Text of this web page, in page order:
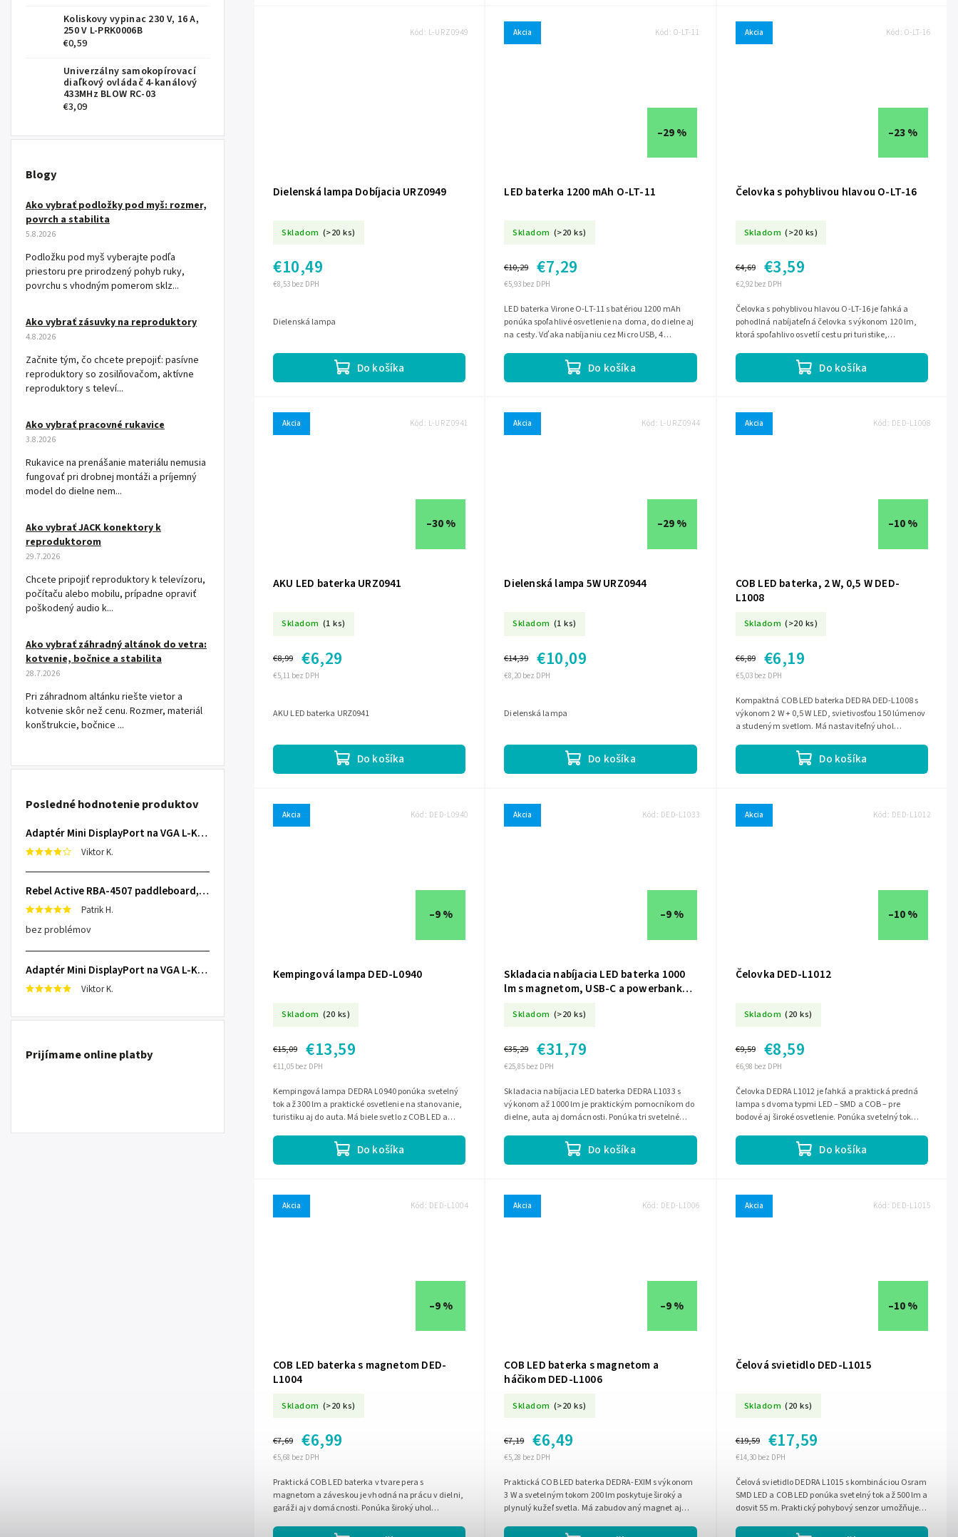
Koliskovy vypinac 230 V, 16 A,
250 V L-PRK0006B
€0,59
Univerzálny samokopírovací
diaľkový ovládač 4-kanálový
433MHz BLOW RC-03
€3,09
Blogy
Ako vybrať podložky pod myš: rozmer,
povrch a stabilita
5.8.2026
Podložku pod myš vyberajte podľa
priestoru pre prirodzený pohyb ruky,
povrchu s vhodným pomerom sklz...
Ako vybrať zásuvky na reproduktory
4.8.2026
Začnite tým, čo chcete prepojiť: pasívne
reproduktory so zosilňovačom, aktívne
reproduktory s televí...
Ako vybrať pracovné rukavice
3.8.2026
Rukavice na prenášanie materiálu nemusia
fungovať pri drobnej montáži a príjemný
model do dielne nem...
Ako vybrať JACK konektory k
reproduktorom
29.7.2026
Chcete pripojiť reproduktory k televízoru,
počítaču alebo mobilu, prípadne opraviť
poškodený audio k...
Ako vybrať záhradný altánok do vetra:
kotvenie, bočnice a stabilita
28.7.2026
Pri záhradnom altánku riešte vietor a
kotvenie skôr než cenu. Rozmer, materiál
konštrukcie, bočnice ...
Posledné hodnotenie produktov
Adaptér Mini DisplayPort na VGA L-KOM0848
Viktor K.
Rebel Active RBA-4507 paddleboard, 335 cm L-RBA-4507-OR
Patrik H.
bez problémov
Adaptér Mini DisplayPort na VGA L-KOM0848
Viktor K.
Prijímame online platby
Dielenská lampa Dobíjacia URZ0949
Skladom (>20 ks)
€8,53 bez DPH
€10,49
Do košíka
Dielenská lampa
Kód: L-URZ0949 Akcia
–29 %
LED baterka 1200 mAh O-LT-11
Skladom (>20 ks)
€5,93 bez DPH
€10,29 €7,29
Do košíka
LED baterka Virone O-LT-11 s batériou 1200 mAh
ponúka spoľahlivé osvetlenie na doma, do dielne aj
na cesty. Vďaka nabíjaniu cez Micro USB, 4
Kód: O-LT-11 Akcia
–23 %
Čelovka s pohyblivou hlavou O-LT-16
Skladom (>20 ks)
€2,92 bez DPH
€4,69 €3,59
Do košíka
Čelovka s pohyblivou hlavou O-LT-16 je ľahká a
pohodlná nabíjateľná čelovka s výkonom 120 lm,
ktorá spoľahlivo osvetlí cestu pri turistike,
Kód: O-LT-16
Akcia
–30 %
AKU LED baterka URZ0941
Skladom (1 ks)
€5,11 bez DPH
€8,99 €6,29
Do košíka
AKU LED baterka URZ0941
Kód: L-URZ0941 Akcia
–29 %
Dielenská lampa 5W URZ0944
Skladom (1 ks)
€8,20 bez DPH
€14,39 €10,09
Do košíka
Dielenská lampa
Kód: L-URZ0944 Akcia
–10 %
COB LED baterka, 2 W, 0,5 W DED-
L1008
Skladom (>20 ks)
€5,03 bez DPH
€6,89 €6,19
Do košíka
Kompaktná COB LED baterka DEDRA DED-L1008 s
výkonom 2 W + 0,5 W LED, svietivosťou 150 lúmenov
a studeným svetlom. Má nastaviteľný uhol
Kód: DED-L1008
Akcia
–9 %
Kempingová lampa DED-L0940
Skladom (20 ks)
€11,05 bez DPH
€15,09 €13,59
Do košíka
Kempingová lampa DEDRA L0940 ponúka svetelný
tok až 300 lm a praktické osvetlenie na stanovanie,
turistiku aj do auta. Má biele svetlo z COB LED a
Kód: DED-L0940 Akcia
–9 %
Skladacia nabíjacia LED baterka 1000
lm s magnetom, USB-C a powerbankou
Skladom (>20 ks)
€25,85 bez DPH
€35,29 €31,79
Do košíka
Skladacia nabíjacia LED baterka DEDRA L1033 s
výkonom až 1000 lm je praktickým pomocníkom do
dielne, auta aj domácnosti. Ponúka tri svetelné
Kód: DED-L1033 Akcia
–10 %
Čelovka DED-L1012
Skladom (20 ks)
€6,98 bez DPH
€9,59 €8,59
Do košíka
Čelovka DEDRA L1012 je ľahká a praktická predná
lampa s dvoma typmi LED – SMD a COB – pre
bodové aj široké osvetlenie. Ponúka svetelný tok
Kód: DED-L1012
Akcia
–9 %
COB LED baterka s magnetom DED-
L1004
Skladom (>20 ks)
€5,68 bez DPH
€7,69 €6,99
Praktická COB LED baterka v tvare pera s
magnetom a záveskou je vhodná na prácu v dielni,
garáži aj v domácnosti. Ponúka široký uhol
Kód: DED-L1004 Akcia
–9 %
COB LED baterka s magnetom a
háčikom DED-L1006
Skladom (>20 ks)
€5,28 bez DPH
€7,19 €6,49
Praktická COB LED baterka DEDRA-EXIM s výkonom
3 W a svetelným tokom 200 lm poskytuje široký a
plynulý kužeľ svetla. Má zabudovaný magnet aj
Kód: DED-L1006 Akcia
–10 %
Čelová svietidlo DED-L1015
Skladom (20 ks)
€14,30 bez DPH
€19,59 €17,59
Čelová svietidlo DEDRA L1015 s kombináciou Osram
SMD LED a COB LED ponúka svetelný tok až 500 lm a
dosvit 55 m. Praktický pohybový senzor umožňuje
Kód: DED-L1015